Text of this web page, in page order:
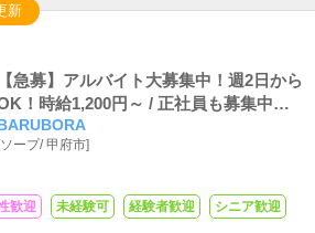
新
【急募】アルバイト大募集中！週2日から
！時給1,200円～ / 正社員も募集中！
収30万～
ソープ/甲府市]
歓迎 未経験可 経験者歓迎
シニア歓迎